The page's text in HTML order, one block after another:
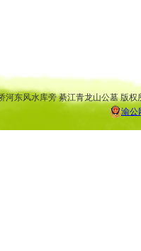
东风水库旁 綦江青龙山公墓 版
渝公